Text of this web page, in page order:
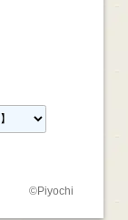
©Piyochi